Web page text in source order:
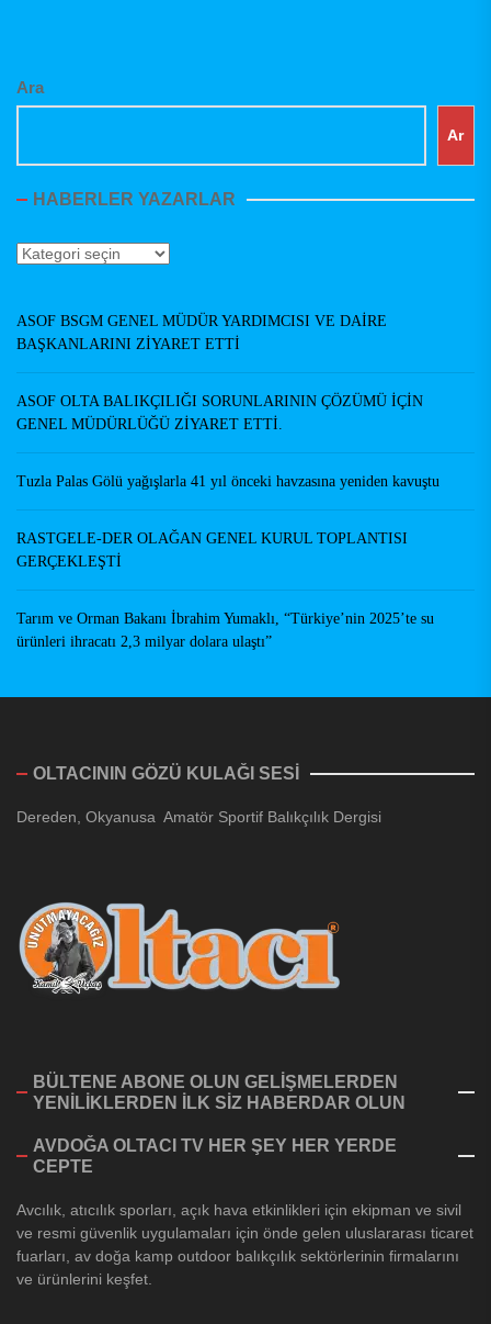
Ara
Ar
HABERLER YAZARLAR
Haberler
ASOF BSGM GENEL MÜDÜR YARDIMCISI VE DAİRE
BAŞKANLARINI ZİYARET ETTİ
ASOF OLTA BALIKÇILIĞI SORUNLARININ ÇÖZÜMÜ İÇİN
GENEL MÜDÜRLÜĞÜ ZİYARET ETTİ.
Tuzla Palas Gölü yağışlarla 41 yıl önceki havzasına yeniden kavuştu
RASTGELE-DER OLAĞAN GENEL KURUL TOPLANTISI
GERÇEKLEŞTİ
Tarım ve Orman Bakanı İbrahim Yumaklı, “Türkiye’nin 2025’te su
ürünleri ihracatı 2,3 milyar dolara ulaştı”
OLTACININ GÖZÜ KULAĞI SESİ
Dereden, Okyanusa Amatör Sportif Balıkçılık Dergisi
BÜLTENE ABONE OLUN GELİŞMELERDEN
YENİLİKLERDEN İLK SİZ HABERDAR OLUN
AVDOĞA OLTACI TV HER ŞEY HER YERDE
CEPTE
Avcılık, atıcılık sporları, açık hava etkinlikleri için ekipman ve sivil
ve resmi güvenlik uygulamaları için önde gelen uluslararası ticaret
fuarları, av doğa kamp outdoor balıkçılık sektörlerinin firmalarını
ve ürünlerini keşfet.